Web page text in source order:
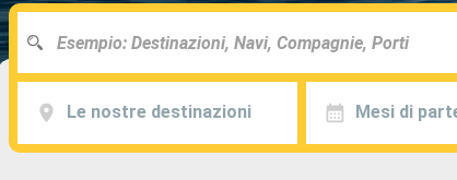
Le nostre destinazioni Mesi di